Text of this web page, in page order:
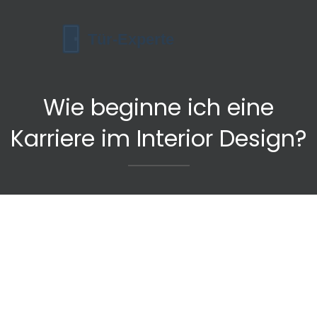
Wie beginne ich eine
Karriere im Interior Design?